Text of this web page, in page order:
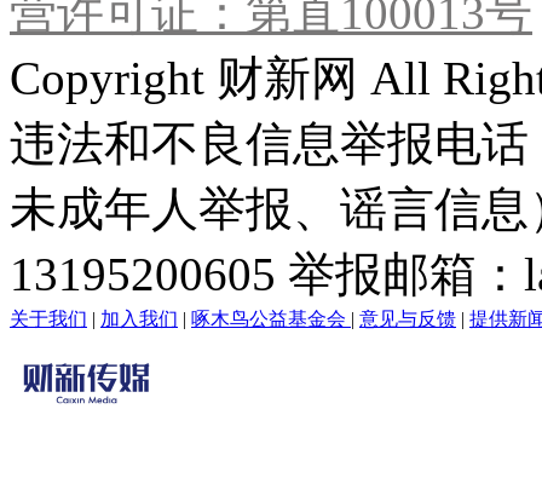
营许可证：第直100013号
Copyright 财新网 All
违法和不良信息举报电
未成年人举报、谣言信
13195200605 举报邮箱
关于我们 | 加入我们 | 啄木鸟公益基金会 | 意见与反馈 | 提供新